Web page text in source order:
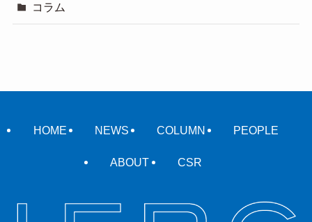
コラム
HOME NEWS COLUMN PEOPLE
ABOUT CSR